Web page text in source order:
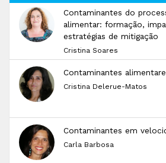
Contaminantes do
alimentar: formação,
estratégias de mitigação
Cristina Soares
Contaminantes
Cristina Delerue-Matos
Contaminantes em
Carla Barbosa